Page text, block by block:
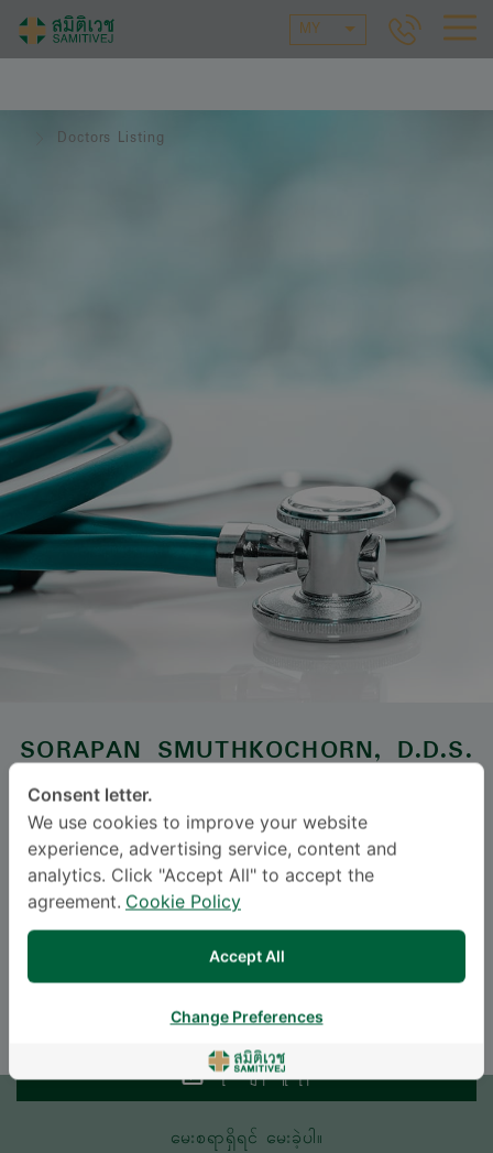
MY
Doctors Listing
SORAPAN SMUTHKOCHORN, D.D.S.
Specialties: Orthodontics-
Orthodontics
ဘာသာစကား
ရက်ချိန်းယူရန်
မေးစရာရှိရင် မေးခဲ့ပါ။
Consent letter.
We use cookies to improve your website
experience, advertising service, content and
analytics. Click "Accept All" to accept the
agreement. Cookie Policy
Accept All
Change Preferences